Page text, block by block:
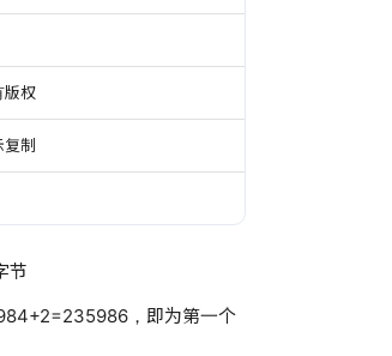
版权
制
节
，即为第一个